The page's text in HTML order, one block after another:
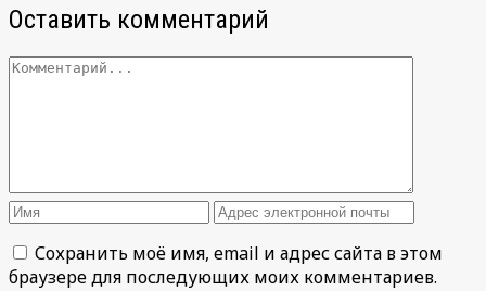
Оставить комментарий
Сохранить моё имя, email и адрес сайта в этом
браузере для последующих моих комментариев.